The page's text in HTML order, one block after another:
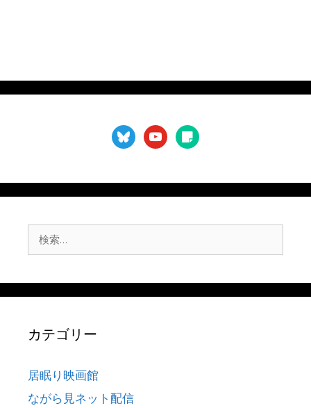
blueskyyoutubesticky-
note
索:
カテゴリー
居眠り映画館
ながら見ネット配信